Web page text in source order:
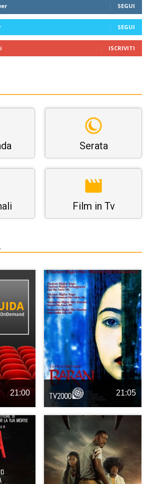
SEGUI
SEGUI
ISCRIVITI
Serata
Film in Tv
21:00 21:05